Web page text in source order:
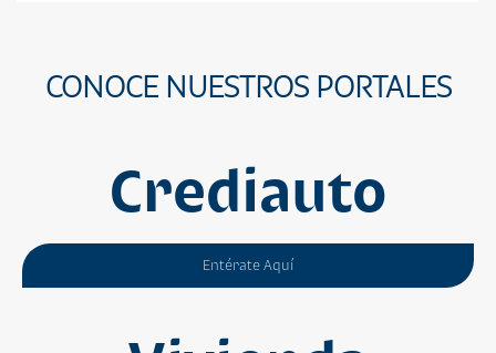
CONOCE NUESTROS PORTALES
Crediauto
Entérate Aquí